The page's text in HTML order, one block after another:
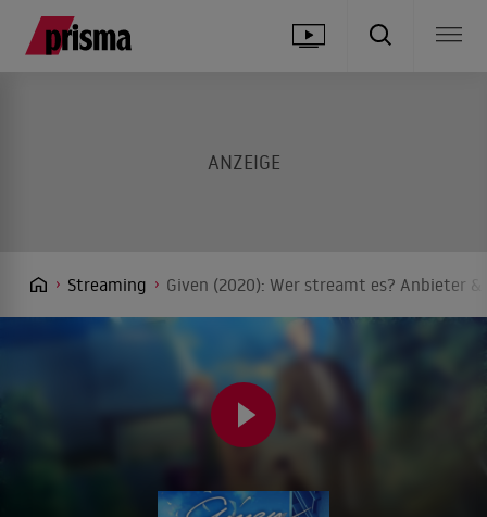
Streaming Given (2020): Wer streamt es? Anbieter &